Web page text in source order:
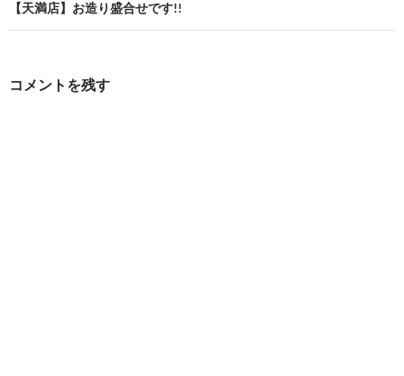
ゲ
シ
【天満店】お造り盛合せです!!
コメントを残す